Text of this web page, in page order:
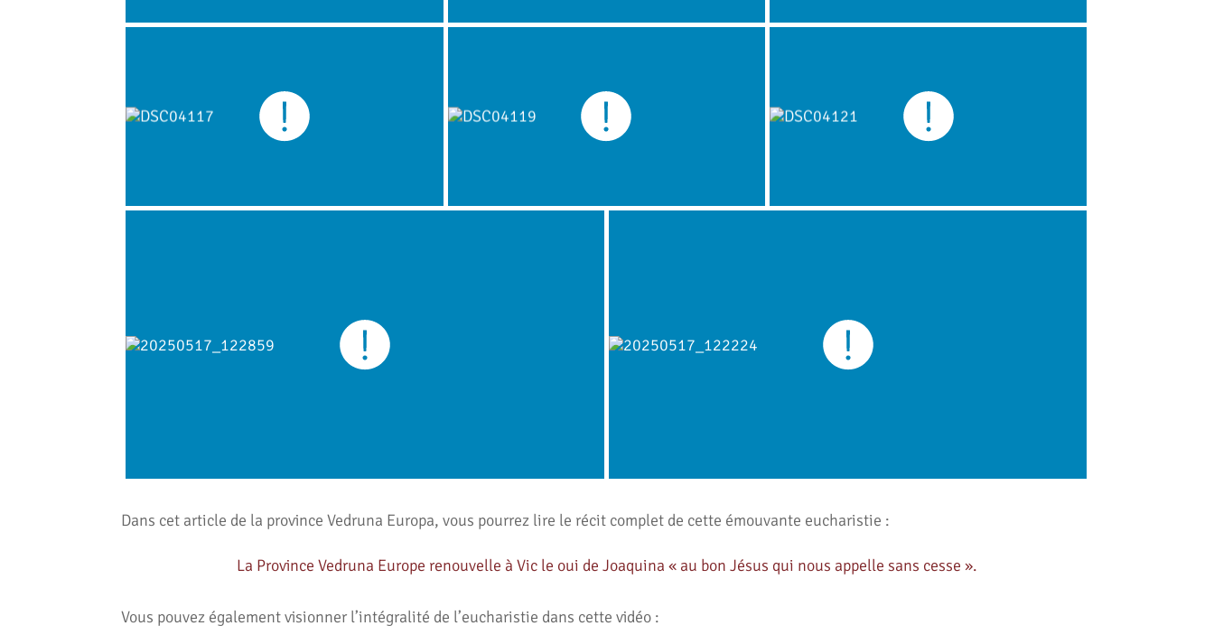
Dans cet article de la province Vedruna Europa, vous pourrez lire le récit complet de cette émouvante eucharistie :
La Province Vedruna Europe renouvelle à Vic le oui de Joaquina « au bon Jésus qui nous appelle sans cesse ».
Vous pouvez également visionner l’intégralité de l’eucharistie dans cette vidéo :